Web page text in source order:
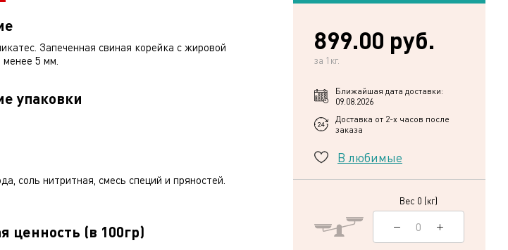
Запеченная свиная корейка с жировой
5 мм.
упаковки
соль нитритная, смесь специй и пряностей.
ценность (в 100гр)
899.00 руб.
за 1кг.
Ближайшая дата доставки:
09.08.2026
Доставка от 2-х часов после
заказа
В любимые
Вес 0 (кг)
0